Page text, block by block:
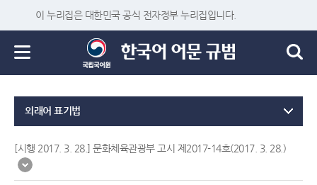
이 누리집은 대한민국 공식 전자정부 누리집입니다.
외래어 표기법
[시행 2017. 3. 28.] 문화체육관광부 고시 제2017-14호(2017. 3. 28.)